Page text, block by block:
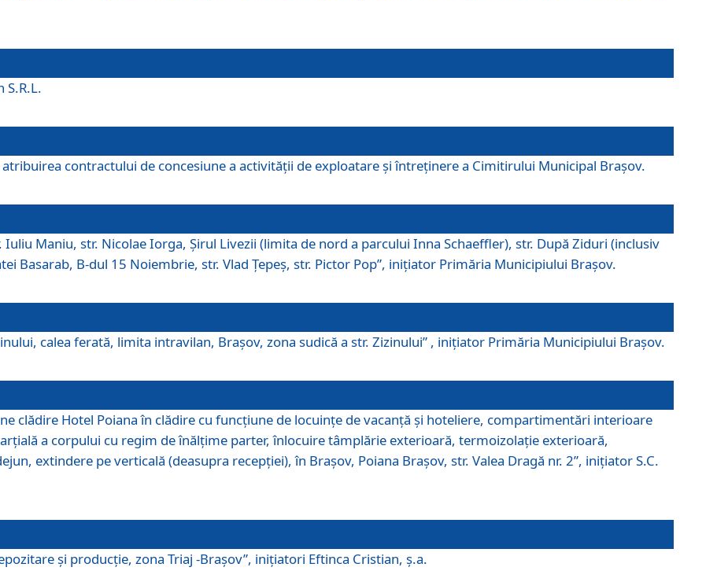
S.R.L.
contractului de concesiune a activităţii de exploatare şi întreţinere a Cimitirului Municipal Braşov.
Iuliu Maniu, str. Nicolae Iorga, Şirul Livezii (limita de nord a parcului Inna Schaeffler), str. După Ziduri (inclusiv
Basarab, B-dul 15 Noiembrie, str. Vlad Ţepeş, str. Pictor Pop”, iniţiator Primăria Municipiului Braşov.
calea ferată, limita intravilan, Braşov, zona sudică a str. Zizinului” , iniţiator Primăria Municipiului Braşov.
clădire Hotel Poiana în clădire cu funcţiune de locuinţe de vacanţă şi hoteliere, compartimentări interioare
a corpului cu regim de înălţime parter, înlocuire tâmplărie exterioară, termoizolaţie exterioară,
extindere pe verticală (deasupra recepţiei), în Braşov, Poiana Braşov, str. Valea Dragă nr. 2”, iniţiator S.C.
şi producţie, zona Triaj -Braşov”, iniţiatori Eftinca Cristian, ş.a.